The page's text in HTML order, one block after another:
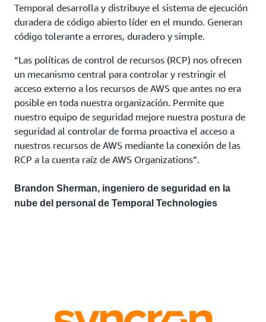
Temporal desarrolla y distribuye el sistema de ejecución
duradera de código abierto líder en el mundo. Generan
código tolerante a errores, duradero y simple.
“Las políticas de control de recursos (RCP) nos ofrecen
un mecanismo central para controlar y restringir el
acceso externo a los recursos de AWS que antes no era
posible en toda nuestra organización. Permite que
nuestro equipo de seguridad mejore nuestra postura de
seguridad al controlar de forma proactiva el acceso a
nuestros recursos de AWS mediante la conexión de las
RCP a la cuenta raíz de AWS Organizations”.
Brandon Sherman, ingeniero de seguridad en la
nube del personal de Temporal Technologies